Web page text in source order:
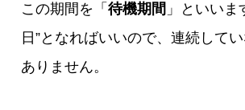
この期間を「待機期間 」といいま
日”となればいいので、連続して
ありません。